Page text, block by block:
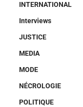
INTERNATIONAL
Interviews
JUSTICE
MEDIA
MODE
NÉCROLOGIE
POLITIQUE